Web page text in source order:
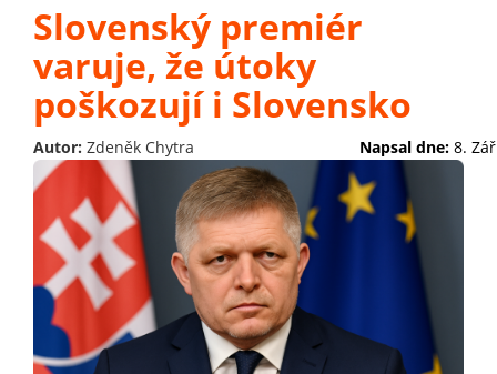
Slovenský premiér
varuje, že útoky
poškozují i Slovensko
Autor: Zdeněk Chytra Napsal dne: 8.